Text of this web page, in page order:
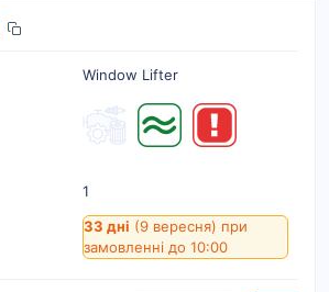
Window Lifter
1
33 дні (9 вересня) при
замовленні до 10:00